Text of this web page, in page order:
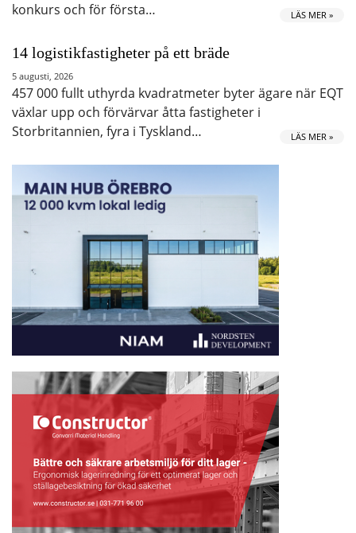
konkurs och för första…
LÄS MER »
14 logistikfastigheter på ett bräde
5 augusti, 2026
457 000 fullt uthyrda kvadratmeter byter ägare när EQT
växlar upp och förvärvar åtta fastigheter i
Storbritannien, fyra i Tyskland…
LÄS MER »